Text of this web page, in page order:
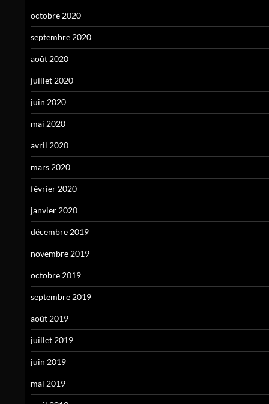
octobre 2020
septembre 2020
août 2020
juillet 2020
juin 2020
mai 2020
avril 2020
mars 2020
février 2020
janvier 2020
décembre 2019
novembre 2019
octobre 2019
septembre 2019
août 2019
juillet 2019
juin 2019
mai 2019